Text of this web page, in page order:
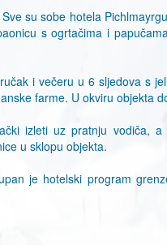
Sve su sobe hotela
s ogrtačima i
i večeru u 6 sljedova s
farme. U okviru objekta
izleti uz pratnju vodiča,
u sklopu objekta.
je hotelski program